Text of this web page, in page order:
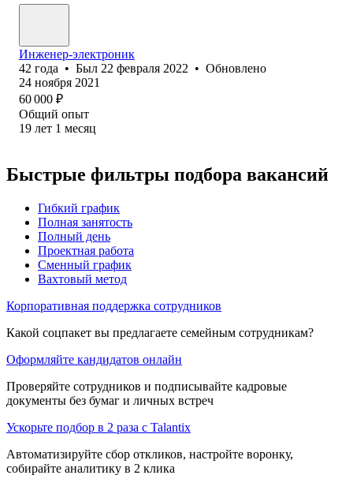
Инженер-электроник
42 года • Был 22 февраля 2022 • Обновлено
24 ноября 2021
60 000 ₽
Общий опыт
19 лет 1 месяц
Быстрые фильтры подбора вакансий
Гибкий график
Полная занятость
Полный день
Проектная работа
Сменный график
Вахтовый метод
Корпоративная поддержка сотрудников
Какой соцпакет вы предлагаете семейным сотрудникам?
Оформляйте кандидатов онлайн
Проверяйте сотрудников и подписывайте кадровые
документы без бумаг и личных встреч
Ускорьте подбор в 2 раза с Talantix
Автоматизируйте сбор откликов, настройте воронку,
собирайте аналитику в 2 клика